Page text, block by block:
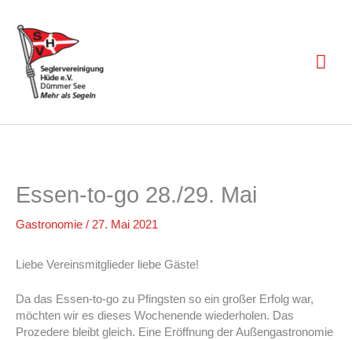
Inhalt
springen
Essen-to-go 28./29. Mai
Gastronomie / 27. Mai 2021
Liebe Vereinsmitglieder liebe Gäste!
Da das Essen-to-go zu Pfingsten so ein großer Erfolg war,
möchten wir es dieses Wochenende wiederholen. Das
Prozedere bleibt gleich. Eine Eröffnung der Außengastronomie